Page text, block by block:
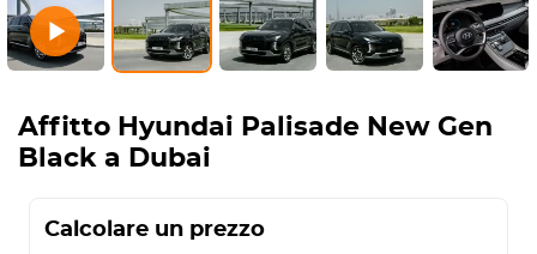
Affitto Hyundai Palisade New Gen
Black a Dubai
Calcolare un prezzo